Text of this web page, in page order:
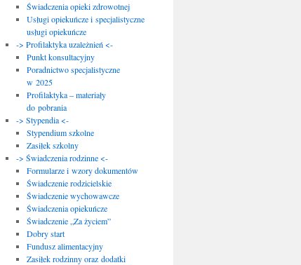
Świadczenia opieki zdrowotnej
Usługi opiekuńcze i specjalistyczne
usługi opiekuńcze
-> Profilaktyka uzależnień <-
Punkt konsultacyjny
Poradnictwo specjalistyczne
w 2025
Profilaktyka – materiały
do pobrania
-> Stypendia <-
Stypendium szkolne
Zasiłek szkolny
-> Świadczenia rodzinne <-
Formularze i wzory dokumentów
Świadczenie rodzicielskie
Świadczenie wychowawcze
Świadczenia opiekuńcze
Świadczenie „Za życiem”
Dobry start
Fundusz alimentacyjny
Zasiłek rodzinny oraz dodatki